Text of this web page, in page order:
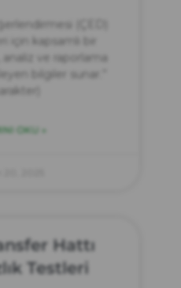
(ÇED)
için kapsamlı bir
analiz ve raporlama
bilgiler sunar.”
OKU »
Hattı
Testleri